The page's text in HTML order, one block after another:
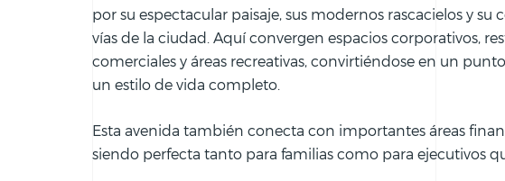
por su espectacular paisaje, sus modernos rascacielos y
vías de la ciudad. Aquí convergen espacios corporativos,
comerciales y áreas recreativas, convirtiéndose en un
un estilo de vida completo.
Esta avenida también conecta con importantes áreas
siendo perfecta tanto para familias como para ejecutivos